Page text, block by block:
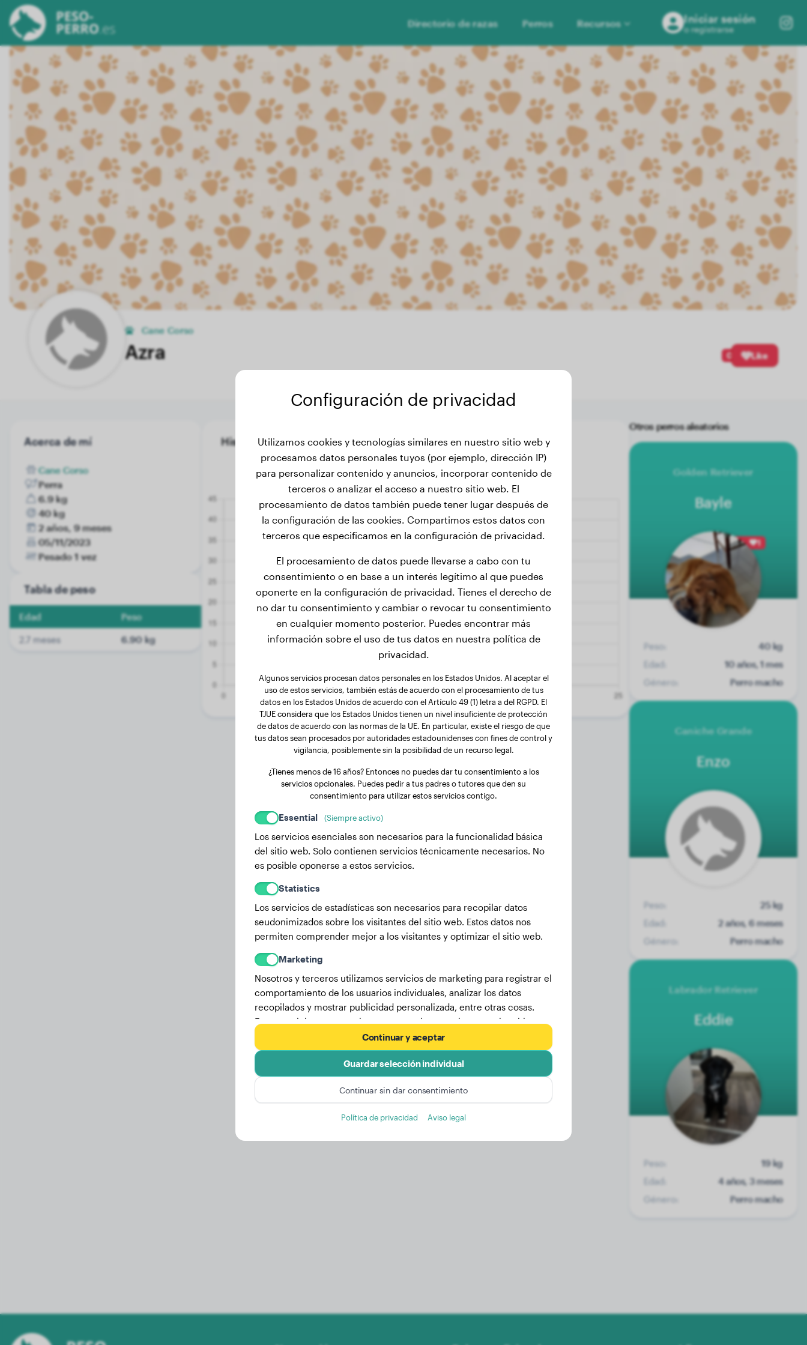
Directorio de razas Perros Recursos Iniciar sesión
o registrarse
Cane Corso
Azra 0 Like
Acerca de mí
Cane Corso
Perra
6.9 kg
40 kg
2 años, 9 meses
05/11/2023
Pesado 1 vez
Tabla de peso
Edad Peso
2.7 meses 6.90 kg
Historial de peso de Azra
Otros perros aleatorios
Golden Retriever
Bayle
1
Peso:
40 kg
Edad:
10 años, 1 mes
Género:
Perro macho
Caniche Grande
Enzo
Peso:
25 kg
Edad:
2 años, 6 meses
Género:
Perro macho
Labrador Retriever
Eddie
Peso:
19 kg
Edad:
4 años, 3 meses
Género:
Perro macho
Configuración de privacidad
Utilizamos cookies y tecnologías similares en nuestro sitio web y
procesamos datos personales tuyos (por ejemplo, dirección IP)
para personalizar contenido y anuncios, incorporar contenido de
terceros o analizar el acceso a nuestro sitio web. El
procesamiento de datos también puede tener lugar después de
la configuración de las cookies. Compartimos estos datos con
terceros que especificamos en la configuración de privacidad.
El procesamiento de datos puede llevarse a cabo con tu
consentimiento o en base a un interés legítimo al que puedes
oponerte en la configuración de privacidad. Tienes el derecho de
no dar tu consentimiento y cambiar o revocar tu consentimiento
en cualquier momento posterior. Puedes encontrar más
información sobre el uso de tus datos en nuestra política de
privacidad.
Algunos servicios procesan datos personales en los Estados Unidos. Al aceptar el
uso de estos servicios, también estás de acuerdo con el procesamiento de tus
datos en los Estados Unidos de acuerdo con el Artículo 49 (1) letra a del RGPD. El
TJUE considera que los Estados Unidos tienen un nivel insuficiente de protección
de datos de acuerdo con las normas de la UE. En particular, existe el riesgo de que
tus datos sean procesados por autoridades estadounidenses con fines de control y
vigilancia, posiblemente sin la posibilidad de un recurso legal.
¿Tienes menos de 16 años? Entonces no puedes dar tu consentimiento a los
servicios opcionales. Puedes pedir a tus padres o tutores que den su
consentimiento para utilizar estos servicios contigo.
Essential (Siempre activo)
Los servicios esenciales son necesarios para la funcionalidad básica
del sitio web. Solo contienen servicios técnicamente necesarios. No
es posible oponerse a estos servicios.
Statistics
Los servicios de estadísticas son necesarios para recopilar datos
seudonimizados sobre los visitantes del sitio web. Estos datos nos
permiten comprender mejor a los visitantes y optimizar el sitio web.
Marketing
Nosotros y terceros utilizamos servicios de marketing para registrar el
comportamiento de los usuarios individuales, analizar los datos
recopilados y mostrar publicidad personalizada, entre otras cosas.
Estos servicios nos permiten rastrear a los usuarios en varios sitios
Aquí encontrarás una lista de nuestros socios publicitarios.
Más información en nuestra política de privacidad
Continuar y aceptar
Guardar selección individual
Continuar sin dar consentimiento
Política de privacidad Aviso legal